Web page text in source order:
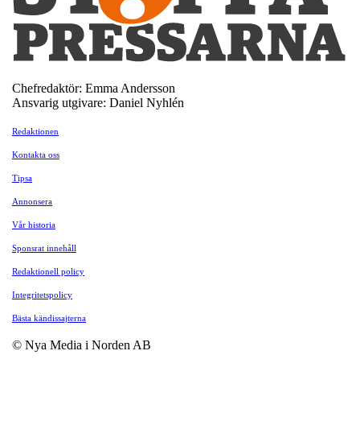
Chefredaktör: Emma Andersson
Ansvarig utgivare: Daniel Nyhlén
Redaktionen
Kontakta oss
Tipsa
Annonsera
Vår historia
Sponsrat innehåll
Redaktionell policy
Integritetspolicy
Bästa kändissajterna
© Nya Media i Norden AB